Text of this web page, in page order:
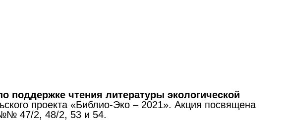
поддержке чтения литературы экологической
проекта «Библио-Эко – 2021». Акция посвящена
47/2, 48/2, 53 и 54.